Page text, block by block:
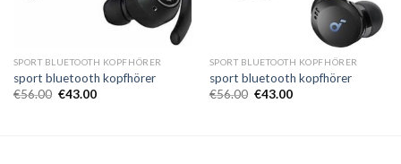
SPORT BLUETOOTH KOPFHÖRER
sport bluetooth kopfhörer
€56.00 €43.00
SPORT BLUETOOTH KOPFHÖRER
sport bluetooth kopfhörer
€56.00 €43.00